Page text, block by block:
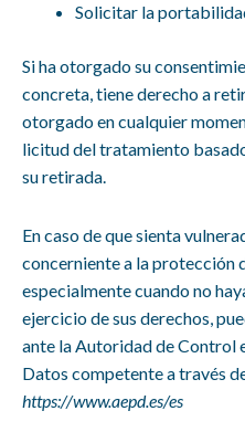
Solicitar la
Si ha otorgado su
concreta, tiene derecho a
otorgado en cualquier
licitud del tratamiento
su retirada.
En caso de que sienta
concerniente a la protección
especialmente cuando no
ejercicio de sus derechos,
ante la Autoridad de Control
Datos competente a través
https://www.aepd.es/es